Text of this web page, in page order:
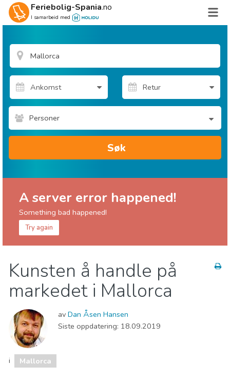
Feriebolig-Spania.no
I samarbeid med
Personer
Søk
A server error happened!
Something bad happened!
Try again
Barn og familie
Handle
Hvor kan man bo
Museum & Kunst
Natur og friluftsliv
Kunsten å handle på
markedet i Mallorca
av Dan Åsen Hansen
Siste oppdatering: 18.09.2019
i Mallorca